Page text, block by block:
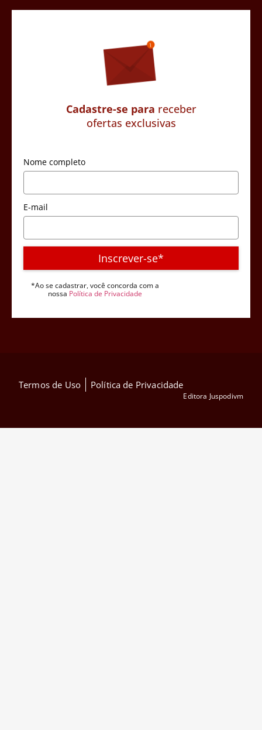
Cadastre-se para receber
ofertas exclusivas
Nome completo
E-mail
Inscrever-se*
*Ao se cadastrar, você concorda com a
nossa Política de Privacidade
Termos de Uso Política de Privacidade
Editora Juspodivm